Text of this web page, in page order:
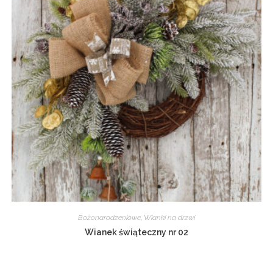
Bożonarodzeniowe, Wianki na drzwi
Wianek świąteczny nr 02